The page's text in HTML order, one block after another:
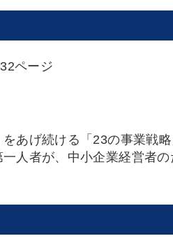
ページ
あげ続ける「23の事業戦
人者が、中小企業経営者